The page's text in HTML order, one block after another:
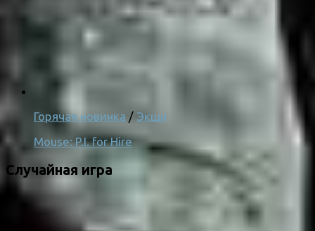
Горячая новинка / Экшн
Mouse: P.I. for Hire
Случайная игра